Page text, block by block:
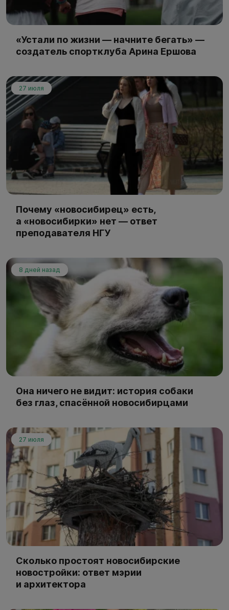
«Устали по жизни — начните бегать» —
создатель спортклуба Арина Ершова
27 июля
Почему «новосибирец» есть,
а «новосибирки» нет — ответ
преподавателя НГУ
8 дней назад
Она ничего не видит: история собаки
без глаз, спасённой новосибирцами
27 июля
Сколько простоят новосибирские
новостройки: ответ мэрии
и архитектора